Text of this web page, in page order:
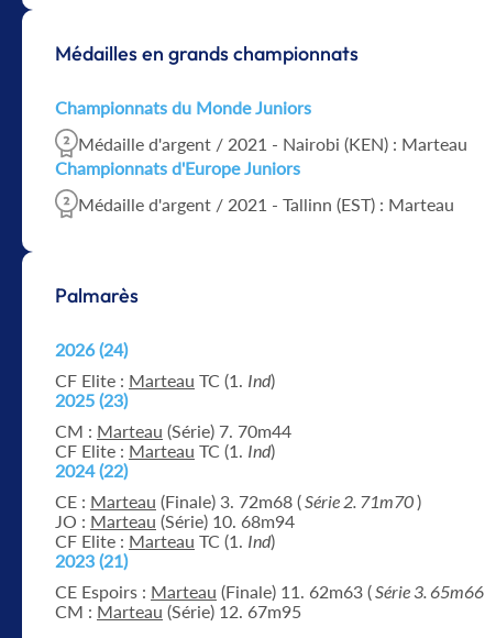
Médailles en grands championnats
Championnats du Monde Juniors
Médaille d'argent / 2021 - Nairobi (KEN) : Marteau
Championnats d'Europe Juniors
Médaille d'argent / 2021 - Tallinn (EST) : Marteau
Palmarès
2026 (24)
CF Elite : Marteau TC (1. Ind)
2025 (23)
CM : Marteau (Série) 7. 70m44
CF Elite : Marteau TC (1. Ind)
2024 (22)
CE : Marteau (Finale) 3. 72m68 (Série 2. 71m70)
JO : Marteau (Série) 10. 68m94
CF Elite : Marteau TC (1. Ind)
2023 (21)
CE Espoirs : Marteau (Finale) 11. 62m63 (Série 3. 65m66
CM : Marteau (Série) 12. 67m95